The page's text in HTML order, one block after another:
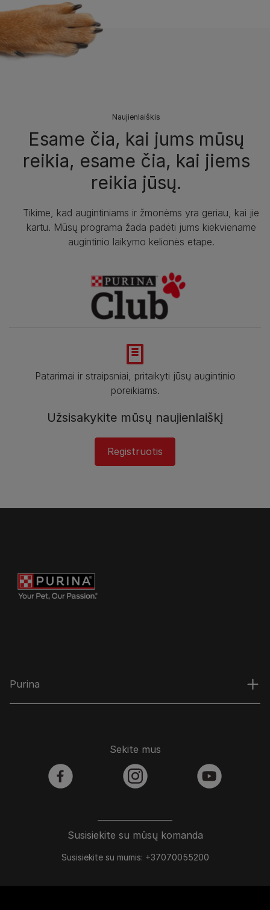
Naujienlaiškis
Esame čia, kai jums mūsų
reikia, esame čia, kai jiems
reikia jūsų.
Tikime, kad augintiniams ir žmonėms yra geriau, kai jie
kartu. Mūsų programa žada padėti jums kiekviename
augintinio laikymo kelionės etape.
Patarimai ir straipsniai, pritaikyti jūsų augintinio
poreikiams.
Užsisakykite mūsų naujienlaiškį
Registruotis
Purina
Susisiekite su mūsų komanda
Susisiekite su mumis: +37070055200
Sekite mus
facebook instagram youtube